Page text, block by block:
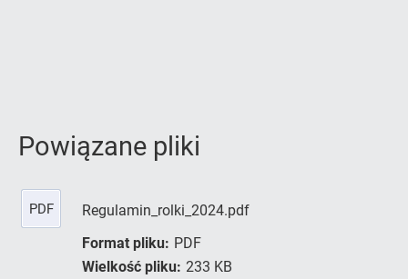
Powiązane pliki
PDF
Regulamin_rolki_2024.pdf
Format pliku: PDF
Wielkość pliku: 233 KB